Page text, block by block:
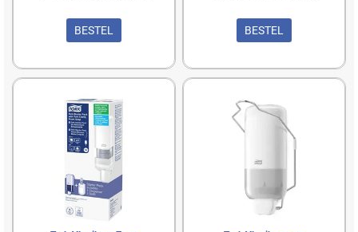
BESTEL BESTEL